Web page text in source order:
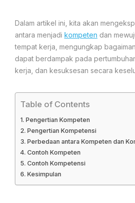
Dalam artikel ini, kita akan
antara menjadi kompeten dan
tempat kerja, mengungkap
dapat berdampak pada
kerja, dan kesuksesan secara
Table of Contents
Pengertian Kompeten
Pengertian Kompetensi
Perbedaan antara Kompeten dan
Contoh Kompeten
Contoh Kompetensi
Kesimpulan